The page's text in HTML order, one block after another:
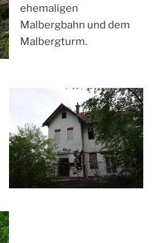
ehemaligen
Malbergbahn und dem
Malbergturm.